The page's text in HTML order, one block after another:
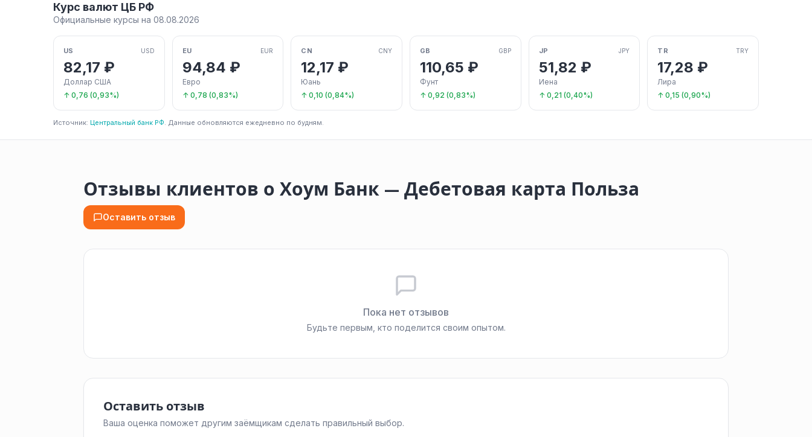
Курс валют ЦБ РФ
Официальные курсы на 08.08.2026
US USD
82,17 ₽
Доллар США
↑ 0,76 (0,93%)
EU EUR
94,84 ₽
Евро
↑ 0,78 (0,83%)
CN CNY
12,17 ₽
Юань
↑ 0,10 (0,84%)
GB GBP
110,65 ₽
Фунт
↑ 0,92 (0,83%)
JP JPY
51,82 ₽
Иена
↑ 0,21 (0,40%)
TR TRY
17,28 ₽
Лира
↑ 0,15 (0,90%)
Источник: Центральный банк РФ. Данные обновляются ежедневно по будням.
Отзывы клиентов о Хоум Банк — Дебетовая карта Польза
Оставить отзыв
Пока нет отзывов
Будьте первым, кто поделится своим опытом.
Оставить отзыв
Ваша оценка поможет другим заёмщикам сделать правильный выбор.